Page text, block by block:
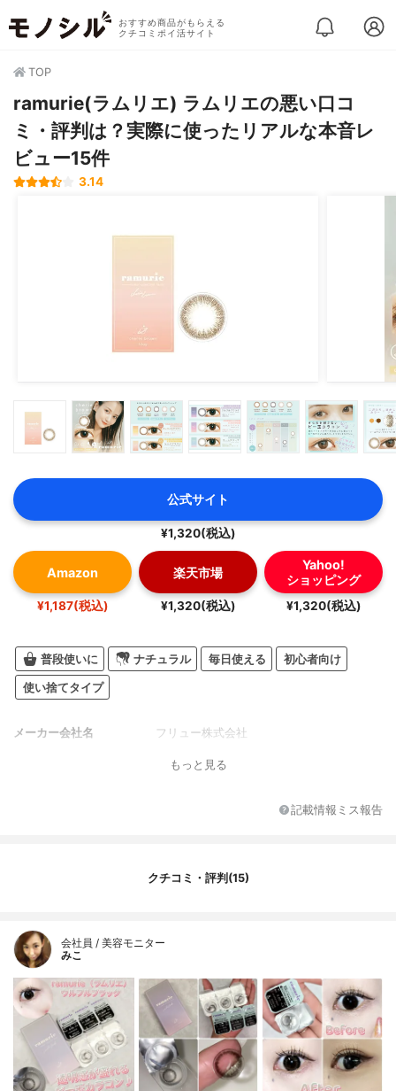
おすすめ商品がもらえる
クチコミポイ活サイト
TOP
ramurie(ラムリエ) ラムリエの悪い口コ
ミ・評判は？実際に使ったリアルな本音レ
ビュー15件
3.14
公式サイト
¥1,320(税込)
Amazon
¥1,187(税込)
楽天市場
¥1,320(税込)
Yahoo!
ショッピング
¥1,320(税込)
普段使いに ナチュラル 毎日使える 初心者向け
使い捨てタイプ
メーカー会社名 フリュー株式会社
もっと見る
記載情報ミス報告
クチコミ・評判(15)
会社員 / 美容モニター
みこ